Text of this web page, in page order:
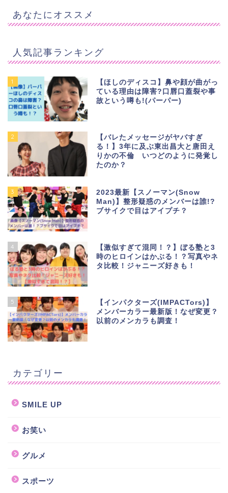
あなたにオススメ
人気記事ランキング
1
【ほしのディスコ】鼻や顔が曲がっ
ている理由は障害?口唇口蓋裂や事
故という噂も!(パーパー)
2
【バレたメッセージがヤバすぎ
る！】3年に及ぶ東出昌大と唐田え
りかの不倫 いつどのように発覚し
たのか？
3
2023最新【スノーマン(Snow
Man)】整形疑惑のメンバーは誰!?
ブサイクで目はアイプチ？
4
【激似すぎて混同！？】ぼる塾と3
時のヒロインはかぶる！？写真やネ
タ比較！ジャニーズ好きも！
5
【インパクターズ(IMPACTors)】
メンバーカラー最新版！なぜ変更？
以前のメンカラも調査！
カテゴリー
SMILE UP
お笑い
グルメ
スポーツ